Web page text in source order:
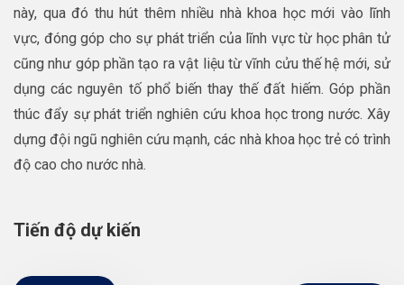
này, qua đó thu hút thêm nhiều nhà khoa học mới vào lĩnh
vực, đóng góp cho sự phát triển của lĩnh vực từ học phân tử
cũng như góp phần tạo ra vật liệu từ vĩnh cửu thế hệ mới, sử
dụng các nguyên tố phổ biến thay thế đất hiếm. Góp phần
thúc đẩy sự phát triển nghiên cứu khoa học trong nước. Xây
dựng đội ngũ nghiên cứu mạnh, các nhà khoa học trẻ có trình
độ cao cho nước nhà.
Tiến độ dự kiến